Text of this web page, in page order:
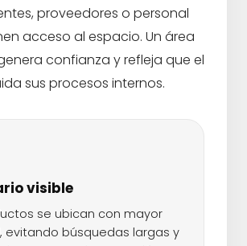
proveedores o personal
acceso al espacio. Un área
confianza y refleja que el
sus procesos internos.
visible
se ubican con mayor
evitando búsquedas largas y